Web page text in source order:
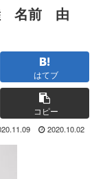
名前 由
はてブ
コピー
2020.10.02